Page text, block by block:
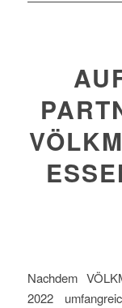
Nachdem
2022